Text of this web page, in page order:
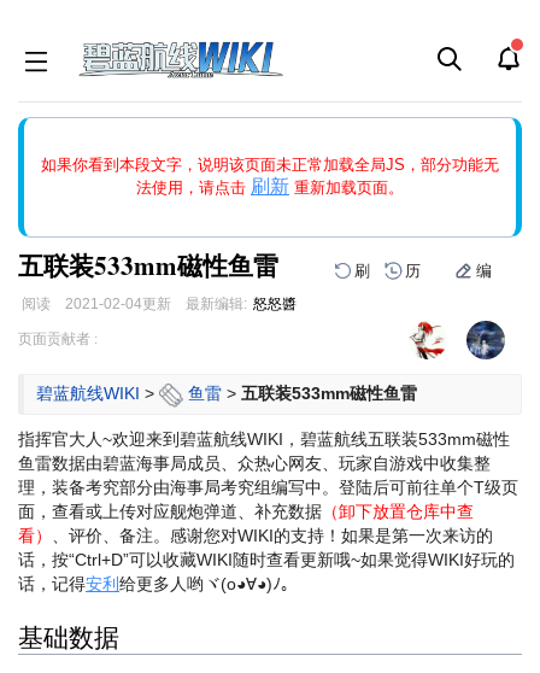
如果你看到本段文字，说明该页面未正常加载全局JS，部分功能无
法使用，请点击 刷新 重新加载页面。
能中的刷新按钮清除页面缓存并刷新，如果还有问题，请多尝试几
五联装533mm磁性鱼雷 刷 历 编
阅读 2021-02-04更新 最新编辑: 怒怒醬
跳
跳
页面贡献者 :
碧蓝航线WIKI > 鱼雷 > 五联装533mm磁性鱼雷
指挥官大人~欢迎来到碧蓝航线WIKI，碧蓝航线五联装533mm磁性
鱼雷数据由碧蓝海事局成员、众热心网友、玩家自游戏中收集整
理，装备考究部分由海事局考究组编写中。登陆后可前往单个T级页
面，查看或上传对应舰炮弹道、补充数据 （卸下放置仓库中查
看）
、评价、备注。感谢您对WIKI的支持！ 如果是第一次来访的
话，按“Ctrl+D”可以收藏WIKI随时查看更新哦~如果觉得WIKI好玩的
话，记得安利给更多人哟ヾ(o◕∀◕)ﾉ。
基础数据